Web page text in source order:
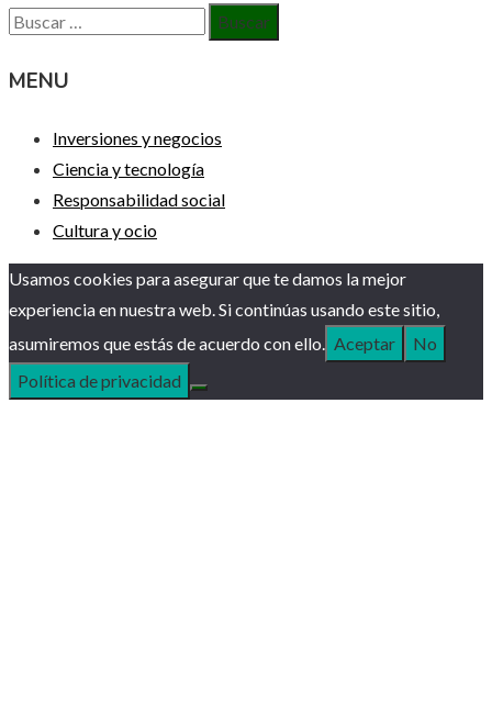
Buscar:
MENU
Inversiones y negocios
Ciencia y tecnología
Responsabilidad social
Cultura y ocio
Usamos cookies para asegurar que te damos la mejor
experiencia en nuestra web. Si continúas usando este sitio,
asumiremos que estás de acuerdo con ello.
Aceptar
No
Política de privacidad